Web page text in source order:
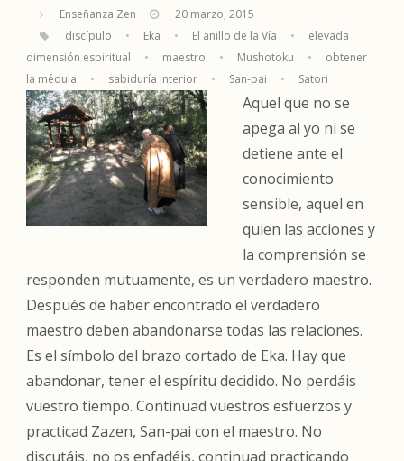
Enseñanza Zen
20 marzo, 2015
discípulo
• Eka • El anillo de la Vía •
elevada
dimensión espiritual
• maestro • Mushotoku •
obtener
la médula
• sabiduría interior • San-pai • Satori
Aquel que no se
apega al yo ni se
detiene ante el
conocimiento
sensible, aquel en
quien las acciones y
la comprensión se
responden mutuamente, es un verdadero maestro.
Después de haber encontrado el verdadero
maestro deben abandonarse todas las relaciones.
Es el símbolo del brazo cortado de Eka. Hay que
abandonar, tener el espíritu decidido. No perdáis
vuestro tiempo. Continuad vuestros esfuerzos y
practicad Zazen, San-pai con el maestro. No
discutáis, no os enfadéis, continuad practicando